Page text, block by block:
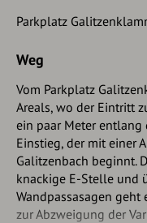
Parkplatz
Weg
Vom Parkplatz
Areals, wo der Eintritt
ein paar Meter entlang
Einstieg, der mit einer
Galitzenbach beginnt.
knackige E-Stelle und
Wandpassasagen geht
zur Abzweigung der